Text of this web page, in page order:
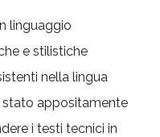
linguaggio
e stilistiche
nella lingua
stato appositamente
i testi tecnici in